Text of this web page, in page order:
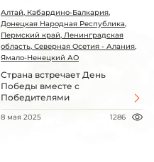
Алтай, Кабардино-Балкария,
Донецкая Народная Республика,
Пермский край, Ленинградская
область, Северная Осетия - Алания,
Ямало-Ненецкий АО
Страна встречает День
Победы вместе с
Победителями
8 мая 2025 1286